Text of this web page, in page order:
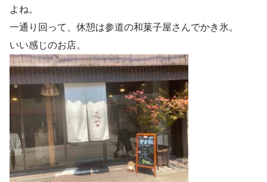
よね。
一通り回って、休憩は参道の和菓子屋さんでかき氷。
いい感じのお店。